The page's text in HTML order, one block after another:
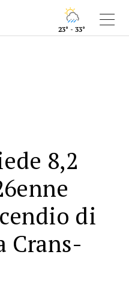
23° - 33°
8,2
di
Crans-